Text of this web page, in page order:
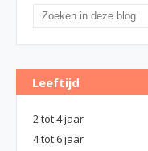
Leeftijd
2 tot 4 jaar
4 tot 6 jaar